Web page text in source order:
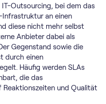
Outsourcing, bei dem das
Infrastruktur an einen
diese nicht mehr selbst
Anbieter dabei als
Gegenstand sowie die
durch einen
Häufig werden SLAs
die das
Reaktionszeiten und Qualität